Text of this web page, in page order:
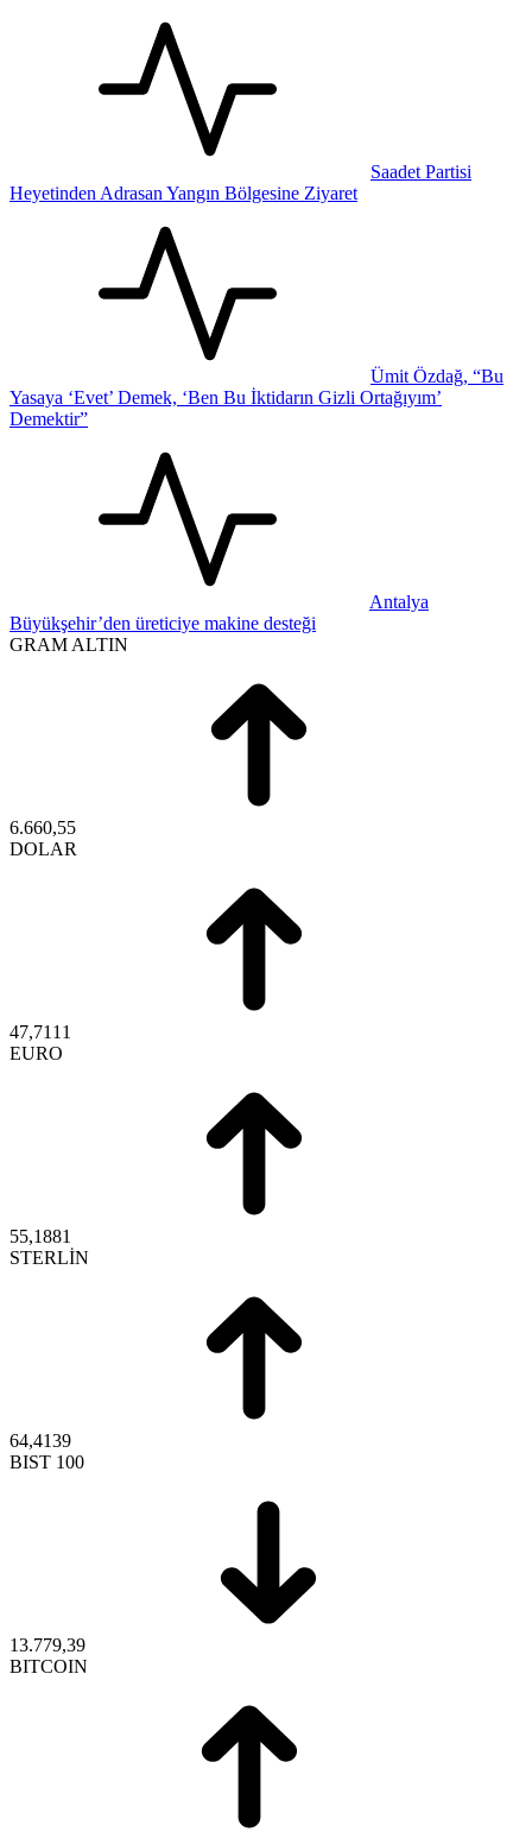
Saadet Partisi
Heyetinden Adrasan Yangın Bölgesine Ziyaret
Ümit Özdağ, “Bu
Yasaya ‘Evet’ Demek, ‘Ben Bu İktidarın Gizli Ortağıyım’
Demektir”
Antalya
Büyükşehir’den üreticiye makine desteği
GRAM ALTIN
6.660,55
DOLAR
47,7111
EURO
55,1881
STERLİN
64,4139
BIST 100
13.779,39
BITCOIN